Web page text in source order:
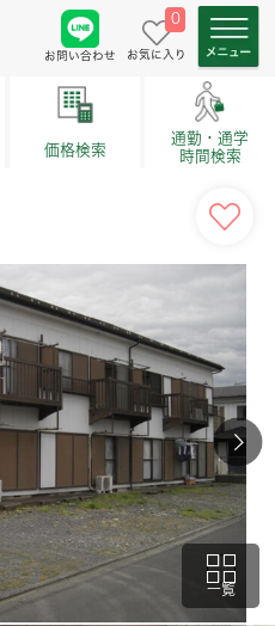
お問い合わせ
0
お気に入り
価格検索
通勤・通学
時間検索
一覧